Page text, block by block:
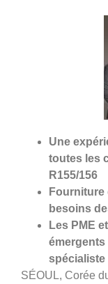
Une
toutes les
R155/156
Fourniture
besoins
Les PME
émergents
spécialiste
SÉOUL, Corée